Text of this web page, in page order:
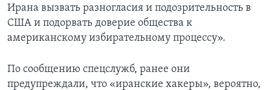
Ирана вызвать разногласия и подозрительность в
США и подорвать доверие общества к
американскому избирательному процессу».
По сообщению спецслужб, ранее они
предупреждали, что «иранские хакеры», вероятно,